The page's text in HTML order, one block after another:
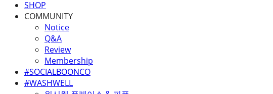
SHOP
COMMUNITY
Notice
Q&A
Review
Membership
#SOCIALBOONCO
#WASHWELL